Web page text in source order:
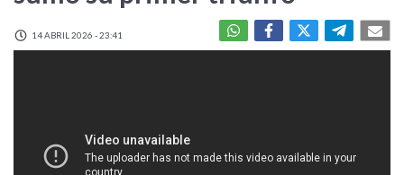
14 ABRIL 2026 - 23:41